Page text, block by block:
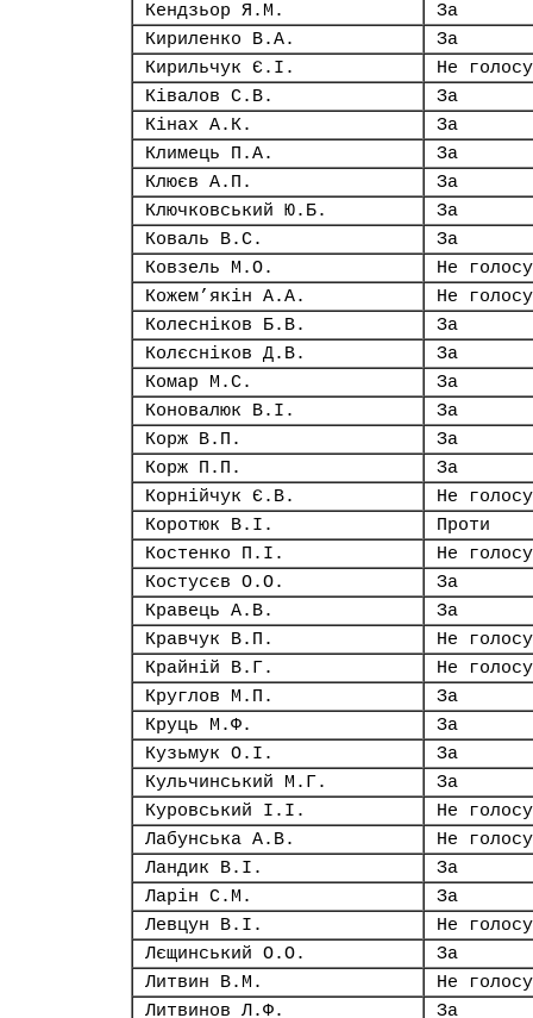
Кендзьор Я.М.
За
Кириленко В.А.
За
Кирильчук Є.І.
Не
Ківалов С.В.
За
Кінах А.К.
За
Климець П.А.
За
Клюєв А.П.
За
Ключковський Ю.Б.
За
Коваль В.С.
За
Ковзель М.О.
Не
Кожем’якін А.А.
Не
Колесніков Б.В.
За
Колєсніков Д.В.
За
Комар М.С.
За
Коновалюк В.І.
За
Корж В.П.
За
Корж П.П.
За
Корнійчук Є.В.
Не
Коротюк В.І.
Проти
Костенко П.І.
Не
Костусєв О.О.
За
Кравець А.В.
За
Кравчук В.П.
Не
Крайній В.Г.
Не
Круглов М.П.
За
Круць М.Ф.
За
Кузьмук О.І.
За
Кульчинський М.Г.
За
Куровський І.І.
Не
Лабунська А.В.
Не
Ландик В.І.
За
Ларін С.М.
За
Левцун В.І.
Не
Лєщинський О.О.
За
Литвин В.М.
Не
Литвинов Л.Ф.
За